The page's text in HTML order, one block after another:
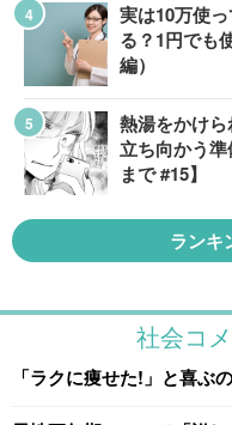
実は10万使
る？1円でも
編）
熱湯をかけ
立ち向かう
まで #15】
ランキ